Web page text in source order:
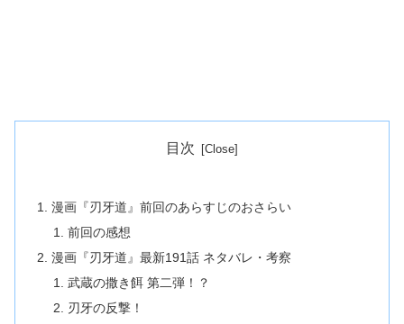
目次
漫画『刃牙道』前回のあらすじのおさらい
前回の感想
漫画『刃牙道』最新191話 ネタバレ・考察
武蔵の撒き餌 第二弾！？
刃牙の反撃！